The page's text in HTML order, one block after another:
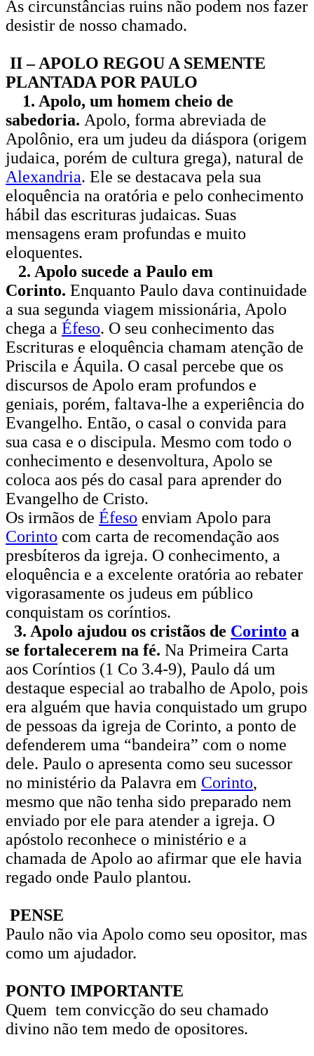
As circunstâncias ruins não podem nos fazer
desistir de nosso chamado.
II – APOLO REGOU A SEMENTE
PLANTADA POR PAULO
1. Apolo, um homem cheio de
sabedoria. Apolo, forma abreviada de
Apolônio, era um judeu da diáspora (origem
judaica, porém de cultura grega), natural de
Alexandria. Ele se destacava pela sua
eloquência na oratória e pelo conhecimento
hábil das escrituras judaicas. Suas
mensagens eram profundas e muito
eloquentes.
2. Apolo sucede a Paulo em
Corinto. Enquanto Paulo dava continuidade
a sua segunda viagem missionária, Apolo
chega a Éfeso. O seu conhecimento das
Escrituras e eloquência chamam atenção de
Priscila e Áquila. O casal percebe que os
discursos de Apolo eram profundos e
geniais, porém, faltava-lhe a experiência do
Evangelho. Então, o casal o convida para
sua casa e o discipula. Mesmo com todo o
conhecimento e desenvoltura, Apolo se
coloca aos pés do casal para aprender do
Evangelho de Cristo.
Os irmãos de Éfeso enviam Apolo para
Corinto com carta de recomendação aos
presbíteros da igreja. O conhecimento, a
eloquência e a excelente oratória ao rebater
vigorasamente os judeus em público
conquistam os coríntios.
3. Apolo ajudou os cristãos de Corinto a
se fortalecerem na fé. Na Primeira Carta
aos Coríntios (1 Co 3.4-9), Paulo dá um
destaque especial ao trabalho de Apolo, pois
era alguém que havia conquistado um grupo
de pessoas da igreja de Corinto, a ponto de
defenderem uma “bandeira” com o nome
dele. Paulo o apresenta como seu sucessor
no ministério da Palavra em Corinto,
mesmo que não tenha sido preparado nem
enviado por ele para atender a igreja. O
apóstolo reconhece o ministério e a
chamada de Apolo ao afirmar que ele havia
regado onde Paulo plantou.
PENSE
Paulo não via Apolo como seu opositor, mas
como um ajudador.
PONTO IMPORTANTE
Quem tem convicção do seu chamado
divino não tem medo de opositores.